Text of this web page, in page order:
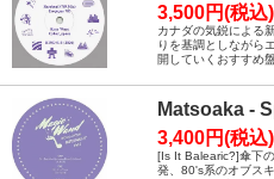
3,500円(税込)
カナダの気鋭による
りを基調としながら
開していくおすすめ
Matsoaka -
3,400円(税込)
[Is It Balearic?]傘下
発、80's系のオブス